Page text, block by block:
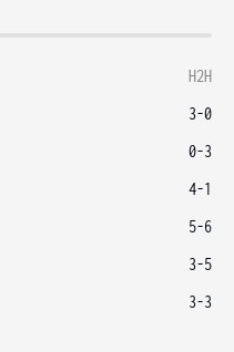
H2H
3-0
0-3
4-1
5-6
3-5
3-3